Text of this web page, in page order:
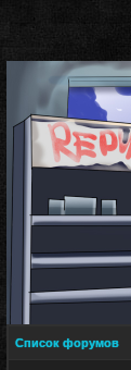
Список форумов